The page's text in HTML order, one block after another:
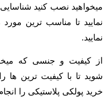
میخواهید نصب کنید
نمایید تا مناسب ترین
نمایید.
از کیفیت و جنسی که
شوید تا با کیفیت ترین ها
خرید پولکی پلاستیکی را